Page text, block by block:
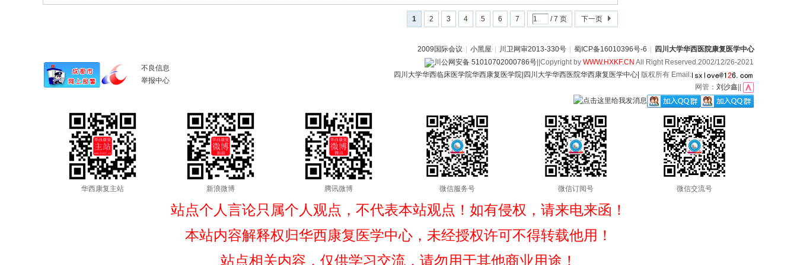
1 2 3 4 5 6 7 / 7 页 下一页
2009国际会议 小黑屋 川卫网审2013-330号 蜀ICP备16010396号-6 四川大学华西医院康复医学中心
不良信息
举报中心
川公网安备 51010702000786号 ||Copyright by WWW.HXKF.CN All Right Reserved.2002/12/26-2021
四川大学华西临床医学院华西康复医学院|四川大学华西医院华西康复医学中心| 版权所有 Email:
网管： 刘沙鑫
华西康复主站 新浪微博 腾讯微博 微信服务号 微信订阅号 微信交流号
站点个人言论只属个人观点，不代表本站观点！如有侵权，请来电来函！
本站内容解释权归华西康复医学中心，未经授权许可不得转载他用！
站点相关内容，仅供学习交流，请勿用于其他商业用途！